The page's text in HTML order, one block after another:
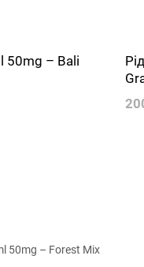
50mg – Bali